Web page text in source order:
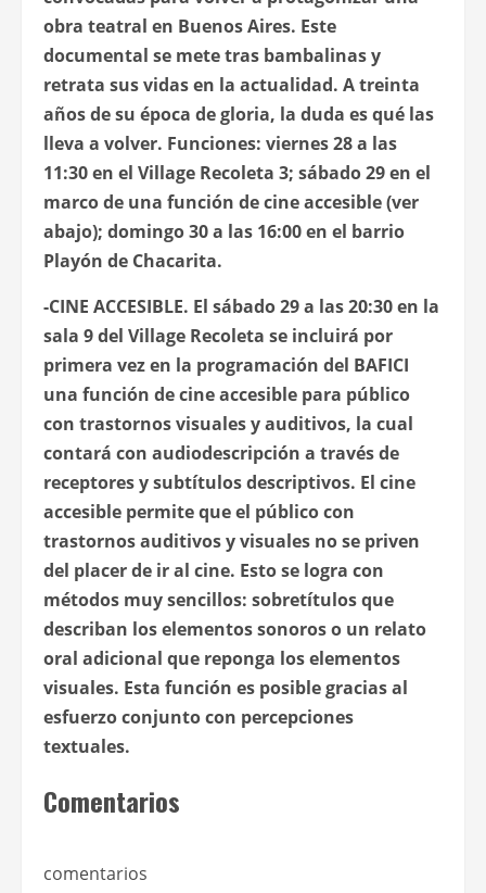
obra teatral en Buenos Aires. Este
documental se mete tras bambalinas y
retrata sus vidas en la actualidad. A treinta
años de su época de gloria, la duda es qué las
lleva a volver. Funciones: viernes 28 a las
11:30 en el Village Recoleta 3; sábado 29 en el
marco de una función de cine accesible (ver
abajo); domingo 30 a las 16:00 en el barrio
Playón de Chacarita.
-CINE ACCESIBLE. El sábado 29 a las 20:30 en la
sala 9 del Village Recoleta se incluirá por
primera vez en la programación del BAFICI
una función de cine accesible para público
con trastornos visuales y auditivos, la cual
contará con audiodescripción a través de
receptores y subtítulos descriptivos. El cine
accesible permite que el público con
trastornos auditivos y visuales no se priven
del placer de ir al cine. Esto se logra con
métodos muy sencillos: sobretítulos que
describan los elementos sonoros o un relato
oral adicional que reponga los elementos
visuales. Esta función es posible gracias al
esfuerzo conjunto con percepciones
textuales.
Comentarios
comentarios